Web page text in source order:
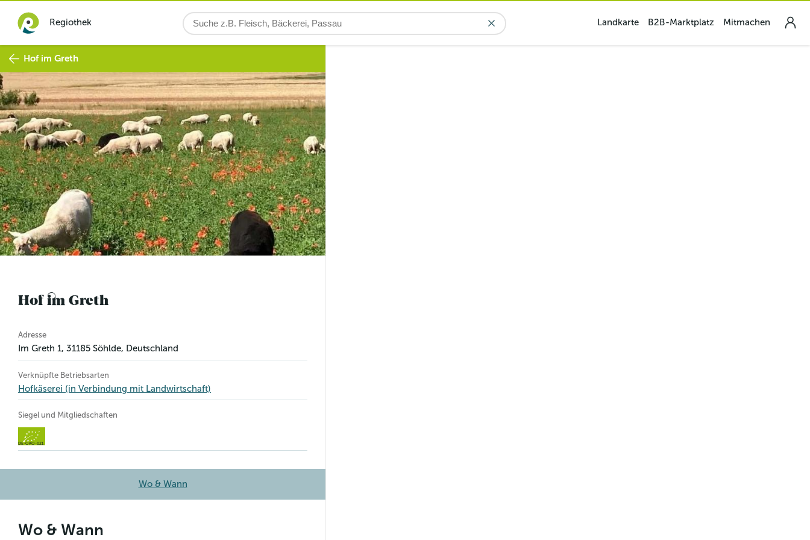
Regiothek Landkarte B2B-Marktplatz Mitmachen
Hof im Greth
Hof im Greth
Betriebsinformation
Adresse
Im Greth 1, 31185 Söhlde, Deutschland
Verknüpfte Betriebsarten
Hofkäserei (in Verbindung mit Landwirtschaft)
Siegel und Mitgliedschaften
DE-ÖKO-021
Wo & Wann
Wo & Wann